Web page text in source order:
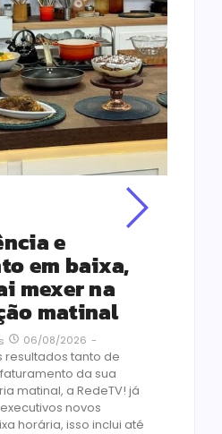
e
em baixa,
mexer na
matinal
06/08/2026 -
resultados tanto de
da sua
matinal, a RedeTV! já
novos
horária, isso inclui até